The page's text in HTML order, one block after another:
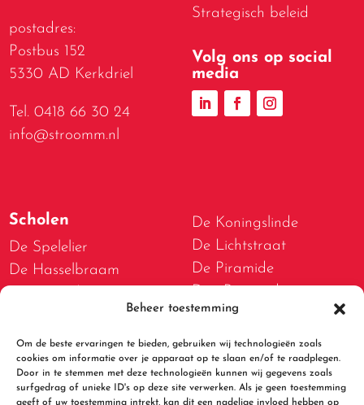
Beheer toestemming
Om de beste ervaringen te bieden, gebruiken wij technologieën zoals
cookies om informatie over je apparaat op te slaan en/of te raadplegen.
Door in te stemmen met deze technologieën kunnen wij gegevens zoals
surfgedrag of unieke ID's op deze site verwerken. Als je geen toestemming
geeft of uw toestemming intrekt, kan dit een nadelige invloed hebben op
postadres:
Postbus 152
5330 AD Kerkdriel
Tel. 0418 66 30 24
info@stroomm.nl
Strategisch beleid
Volg ons op social
media
Scholen
De Spelelier
De Hasselbraam
De Meidoorn
De Tweestromenschool
De Bolster
De Koningslinde
De Lichtstraat
De Piramide
D.W. van Dam van
Brakelschool
De Spelwert
De Walsprong